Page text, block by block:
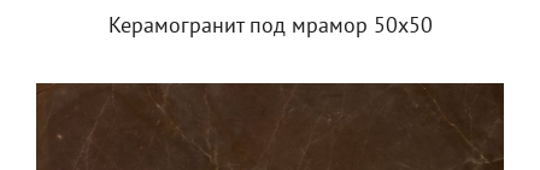
Керамогранит под мрамор 50х50